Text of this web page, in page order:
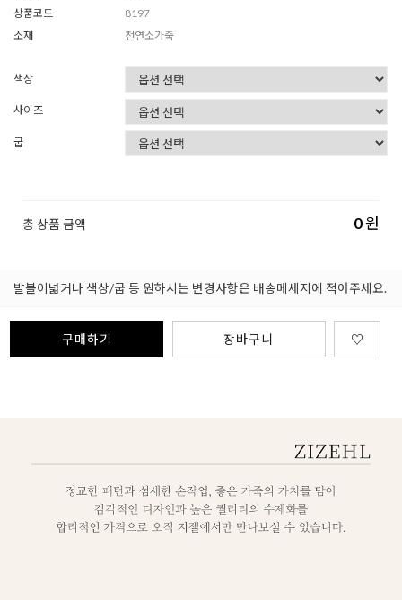
상품코드
8197
소재
천연소가죽
색상
사이즈
굽
총 상품 금액 0원
발볼이넓거나 색상/굽 등 원하시는 변경사항은 배송메세지에 적어주세요.
구매하기 장바구니 ♡